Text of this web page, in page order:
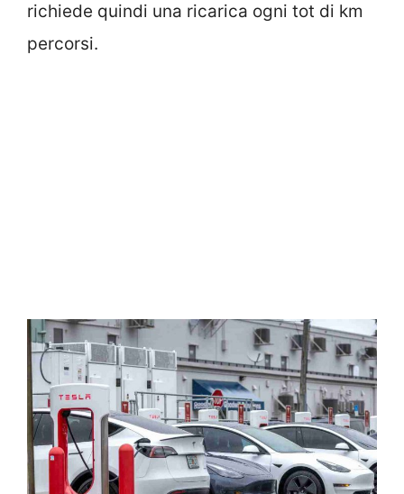
richiede quindi una ricarica ogni tot di km
percorsi.